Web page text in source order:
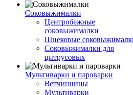
Соковыжималки
Центробежные
соковыжималки
Шнековые
Соковыжималки для
цитрусовых
Мультиварки и пароварки
Ветчинницы
Мультиварки